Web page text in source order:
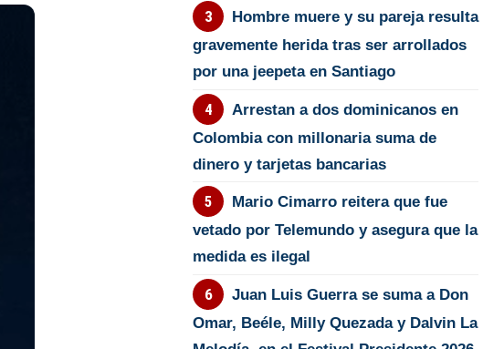
Hombre muere y su pareja resulta
gravemente herida tras ser arrollados
por una jeepeta en Santiago
Arrestan a dos dominicanos en
Colombia con millonaria suma de
dinero y tarjetas bancarias
Mario Cimarro reitera que fue
vetado por Telemundo y asegura que la
medida es ilegal
Juan Luis Guerra se suma a Don
Omar, Beéle, Milly Quezada y Dalvin La